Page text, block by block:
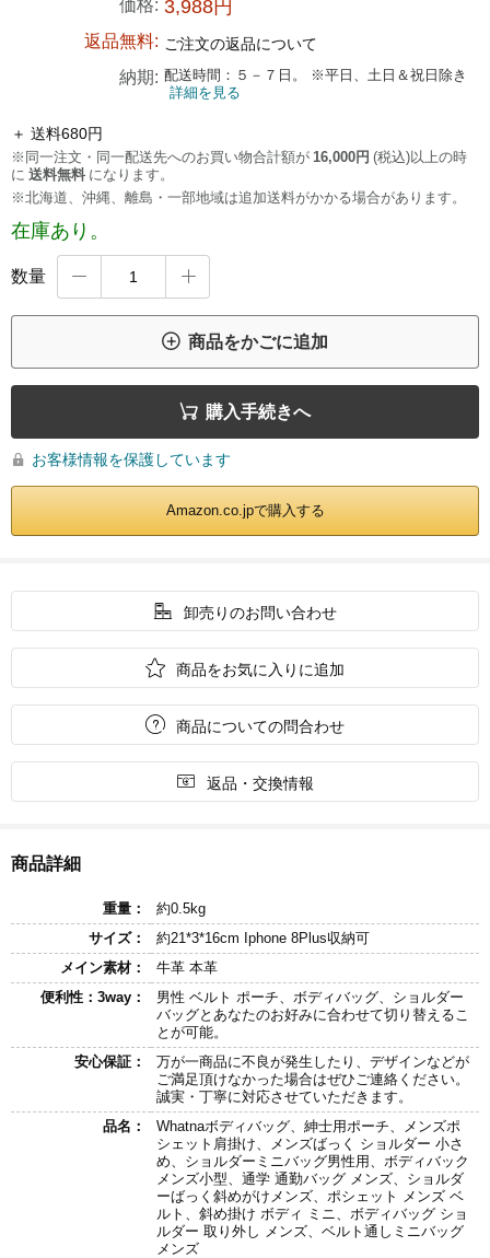
価格: 3,988円
返品無料: ご注文の返品について
納期: 配送時間：５－７日。 ※平日、土日＆祝日除き
詳細を見る
＋ 送料680円
※同一注文・同一配送先へのお買い物合計額が 16,000円 (税込)以上の時
に 送料無料 になります。
※北海道、沖縄、離島・一部地域は追加送料がかかる場合があります。
在庫あり。
数量  
 商品をかごに追加
 購入手続きへ
 お客様情報を保護しています
Amazon.co.jpで購入する
 卸売りのお問い合わせ
 商品をお気に入りに追加
 商品についての問合わせ
 返品・交換情報
商品詳細
重量：
約0.5kg
サイズ：
約21*3*16cm Iphone 8Plus収納可
メイン素材：
牛革 本革
便利性：3way：
男性 ベルト ポーチ、ボディバッグ、ショルダー
バッグとあなたのお好みに合わせて切り替えるこ
とが可能。
安心保証：
万が一商品に不良が発生したり、デザインなどが
ご満足頂けなかった場合はぜひご連絡ください。
誠実・丁寧に対応させていただきます。
品名：
Whatnaボディバッグ、紳士用ポーチ、メンズポ
シェット肩掛け、メンズばっく ショルダー 小さ
め、ショルダーミニバッグ男性用、ボディバック
メンズ小型、通学 通勤バッグ メンズ、ショルダ
ーばっく斜めがけメンズ、ポシェット メンズ ベ
ルト、斜め掛け ボディ ミニ、ボディバッグ ショ
ルダー 取り外し メンズ、ベルト通しミニバッグ
メンズ